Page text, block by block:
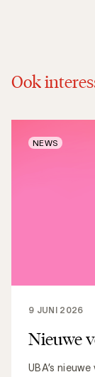
Ook
Nieuwe
UBA’s
9 JUNI 2026
NEWS